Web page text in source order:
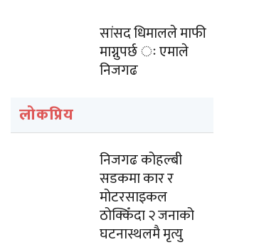
सांसद धिमालले माफी
माग्नुपर्छ ः एमाले
निजगढ
लोकप्रिय
निजगढ कोहल्बी
सडकमा कार र
मोटरसाइकल
ठोक्किँदा २ जनाको
घटनास्थलमै मृत्यु